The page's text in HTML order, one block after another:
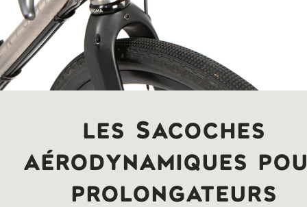
les Sacoches
aérodynamiques
prolongateurs